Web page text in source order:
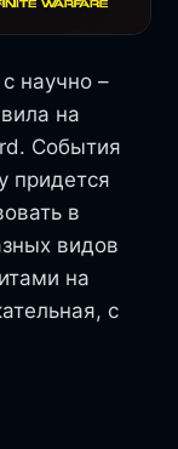
научно –
на
События
придется
в
видов
на
с